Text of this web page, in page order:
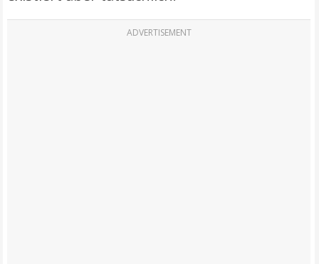
ADVERTISEMENT